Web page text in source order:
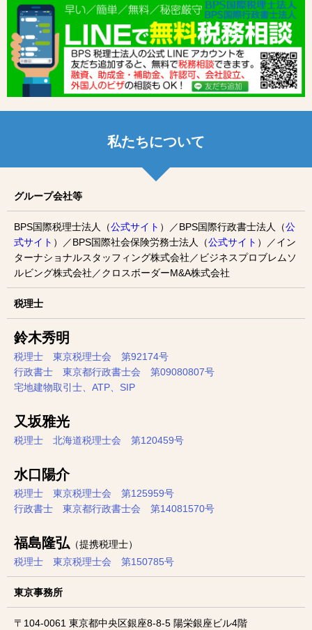
私たちについて
グループ会社等
BPS国際税理士法人（公式サイト ）／BPS国際行政書士法人（公
式サイト ）／BPS国際社会保険労務士法人（公式サイト ）／イン
ターナショナルスタッフィング株式会社／ビジネスプロブレムソ
ルビング株式会社／クロスボーダーM&A株式会社
税理士
鈴木秀明
税理士 東京税理士会 第92174号
行政書士 東京都行政書士会 第09080807号
宅地建物取引士、ATP、SIP
又坂雅光
税理士 北海道税理士会 第120459号
水口陽介
税理士 東京税理士会 第125959号
行政書士 東京都行政書士会 第14081570号
福島隆弘 （提携税理士）
税理士 東京税理士会 第150785号
東京事務所
〒104-0061 東京都中央区銀座8-8-5 陽栄銀座ビル4階